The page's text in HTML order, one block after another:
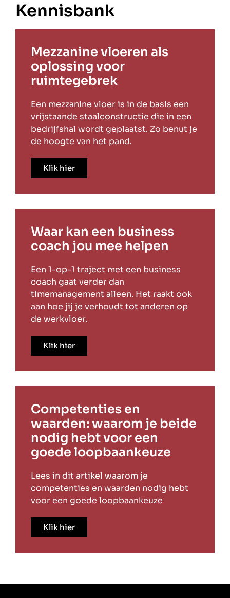
Kennisbank
Mezzanine vloeren als
oplossing voor
ruimtegebrek
Een mezzanine vloer is in de basis een
vrijstaande staalconstructie die in een
bedrijfshal wordt geplaatst. Zo benut je
de hoogte van het pand.
Klik hier
Waar kan een business
coach jou mee helpen
Een 1-op-1 traject met een business
coach gaat verder dan
timemanagement alleen. Het raakt ook
aan hoe jij je verhoudt tot anderen op
de werkvloer.
Klik hier
Competenties en
waarden: waarom je beide
nodig hebt voor een
goede loopbaankeuze
Lees in dit artikel waarom je
competenties en waarden nodig hebt
voor een goede loopbaankeuze
Klik hier